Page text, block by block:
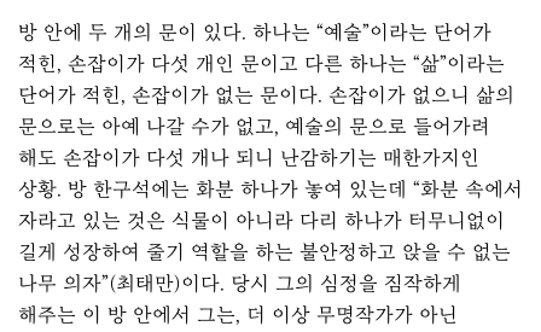
방 안에 두 개의 문이 있다. 하나는 “예술”이라는 단어가
적힌, 손잡이가 다섯 개인 문이고 다른 하나는 “삶”이라는
단어가 적힌, 손잡이가 없는 문이다. 손잡이가 없으니 삶의
문으로는 아예 나갈 수가 없고, 예술의 문으로 들어가려
해도 손잡이가 다섯 개나 되니 난감하기는 매한가지인
상황. 방 한구석에는 화분 하나가 놓여 있는데 “화분 속에서
자라고 있는 것은 식물이 아니라 다리 하나가 터무니없이
길게 성장하여 줄기 역할을 하는 불안정하고 앉을 수 없는
나무 의자”(최태만)이다. 당시 그의 심정을 짐작하게
해주는 이 방 안에서 그는, 더 이상 무명작가가 아닌